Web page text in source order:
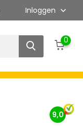
Inloggen
0
9,0